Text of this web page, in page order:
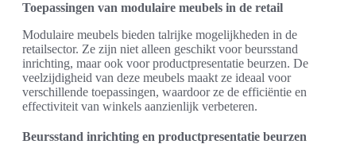
Toepassingen van modulaire meubels in de retail
Modulaire meubels bieden talrijke mogelijkheden in de
retailsector. Ze zijn niet alleen geschikt voor beursstand
inrichting, maar ook voor productpresentatie beurzen. De
veelzijdigheid van deze meubels maakt ze ideaal voor
verschillende toepassingen, waardoor ze de efficiëntie en
effectiviteit van winkels aanzienlijk verbeteren.
Beursstand inrichting en productpresentatie beurzen